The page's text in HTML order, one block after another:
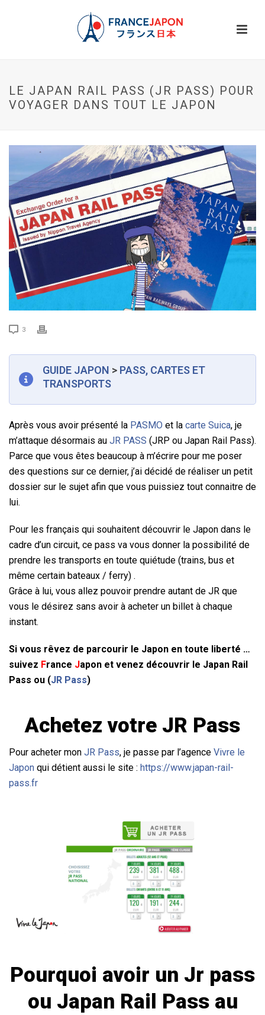
LE JAPAN RAIL PASS (JR PASS) POUR
VOYAGER DANS TOUT LE JAPON
3
GUIDE JAPON > PASS, CARTES ET
TRANSPORTS
Après vous avoir présenté la PASMO et la carte Suica, je
m’attaque désormais au JR PASS (JRP ou Japan Rail Pass).
Parce que vous êtes beaucoup à m’écrire pour me poser
des questions sur ce dernier, j’ai décidé de réaliser un petit
dossier sur le sujet afin que vous puissiez tout connaitre de
lui.
Pour les français qui souhaitent découvrir le Japon dans le
cadre d’un circuit, ce pass va vous donner la possibilité de
prendre les transports en toute quiétude (trains, bus et
même certain bateaux / ferry) .
Grâce à lui, vous allez pouvoir prendre autant de JR que
vous le désirez sans avoir à acheter un billet à chaque
instant.
Si vous rêvez de parcourir le Japon en toute liberté …
suivez France Japon et venez découvrir le Japan Rail
Pass ou (JR Pass)
Achetez votre JR Pass
Pour acheter mon JR Pass, je passe par l’agence Vivre le
Japon qui détient aussi le site : https://www.japan-rail-
pass.fr
Pourquoi avoir un Jr pass
ou Japan Rail Pass au